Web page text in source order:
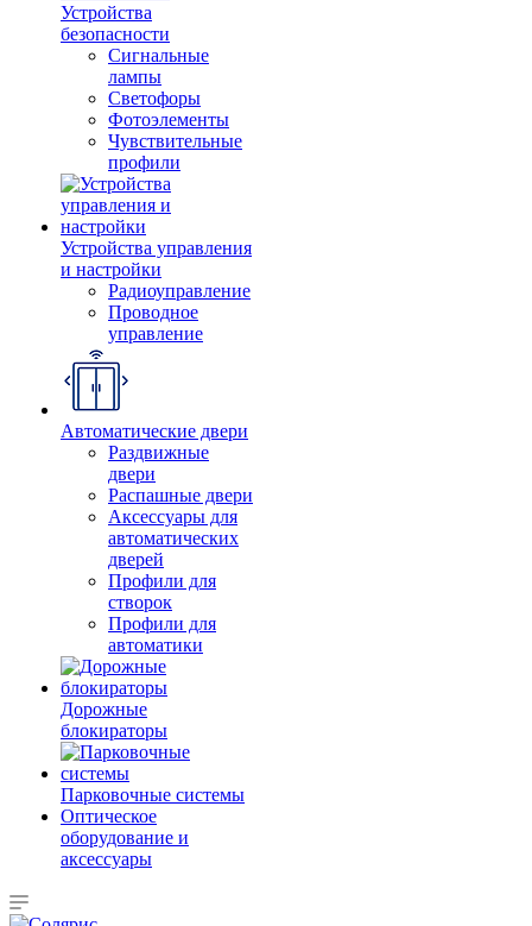
Устройства
безопасности
Сигнальные
лампы
Светофоры
Фотоэлементы
Чувствительные
профили
Устройства управления
и настройки
Радиоуправление
Проводное
управление
Автоматические двери
Раздвижные
двери
Распашные двери
Аксессуары для
автоматических
дверей
Профили для
створок
Профили для
автоматики
Дорожные
блокираторы
Парковочные системы
Оптическое
оборудование и
аксессуары